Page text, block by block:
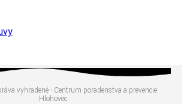
vyhradené - Centrum poradenstva a prevencie
Hlohovec